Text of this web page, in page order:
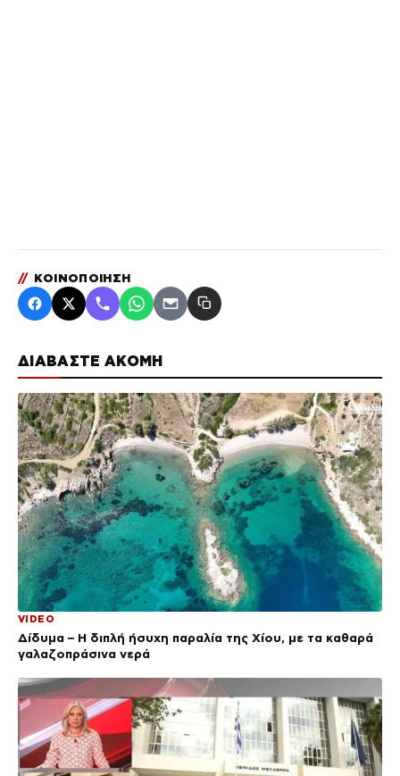
ΔΙΑΒΑΣΤΕ ΑΚΟΜΗ
VIDEO
Δίδυμα – Η διπλή ήσυχη παραλία της Χίου, με τα καθαρά
γαλαζοπράσινα νερά
// ΚΟΙΝΟΠΟΙΗΣΗ